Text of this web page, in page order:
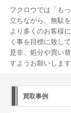
フクロウでは「も
立ちながら、無駄
より多くのお客様
く事を目標に致して
是非、処分や買い
すようお願いします
買取事例